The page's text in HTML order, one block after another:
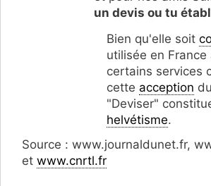
un devis ou tu
Bien qu'elle soit
utilisée en France
certains services
cette acception
"Deviser"
helvétisme.
Source : www.journaldunet.fr,
et www.cnrtl.fr